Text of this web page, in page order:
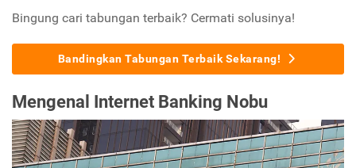
Bingung cari tabungan terbaik? Cermati solusinya!
Bandingkan Tabungan Terbaik Sekarang!
Mengenal Internet Banking Nobu